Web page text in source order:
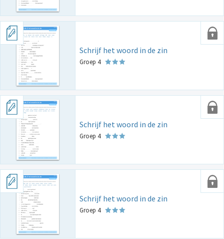
Schrijf het woord in de zin
Groep 4
Schrijf het woord in de zin
Groep 4
Schrijf het woord in de zin
Groep 4